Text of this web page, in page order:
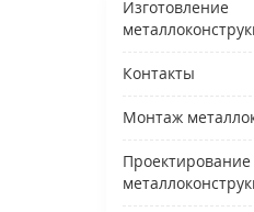
Изготовление
Контакты
Монтаж
Проектирование